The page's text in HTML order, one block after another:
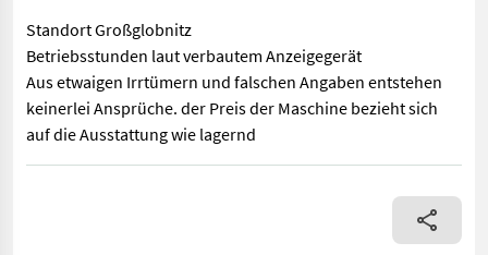
Standort Großglobnitz
Betriebsstunden laut verbautem Anzeigegerät
Aus etwaigen Irrtümern und falschen Angaben entstehen
keinerlei Ansprüche. der Preis der Maschine bezieht sich
auf die Ausstattung wie lagernd
+Baujahr 2002 +7280 Betriebsstunden +CVT Getriebe